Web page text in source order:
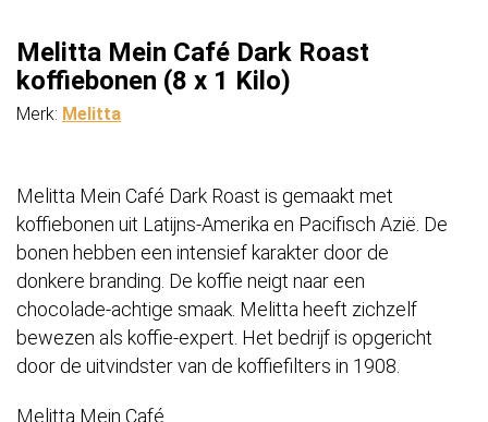
Melitta Mein Café Dark Roast
koffiebonen (8 x 1 Kilo)
Merk: Melitta
Melitta Mein Café Dark Roast is gemaakt met
koffiebonen uit Latijns-Amerika en Pacifisch Azië. De
bonen hebben een intensief karakter door de
donkere branding. De koffie neigt naar een
chocolade-achtige smaak. Melitta heeft zichzelf
bewezen als koffie-expert. Het bedrijf is opgericht
door de uitvindster van de koffiefilters in 1908.
Melitta Mein Café